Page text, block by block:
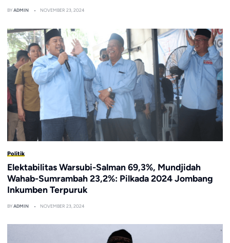
BYADMIN NOVEMBER 23, 2024
Politik
Elektabilitas Warsubi-Salman 69,3%, Mundjidah
Wahab-Sumrambah 23,2%: Pilkada 2024 Jombang
Inkumben Terpuruk
BYADMIN NOVEMBER 23, 2024